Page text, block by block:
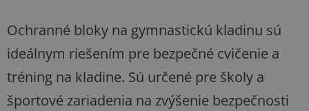
Ochranné bloky na gymnastickú kladinu sú
ideálnym riešením pre bezpečné cvičenie a
tréning na kladine. Sú určené pre školy a
športové zariadenia na zvýšenie bezpečnosti